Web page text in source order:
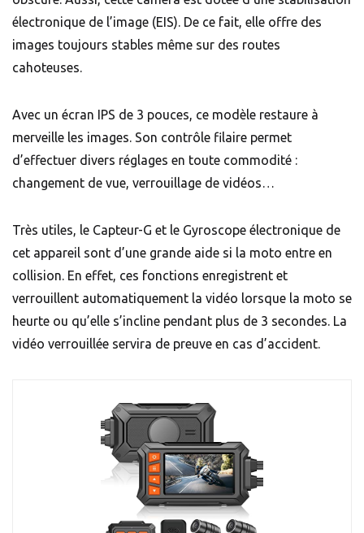
électronique de l’image (EIS). De ce fait, elle offre des
images toujours stables même sur des routes
cahoteuses.
Avec un écran IPS de 3 pouces, ce modèle restaure à
merveille les images. Son contrôle filaire permet
d’effectuer divers réglages en toute commodité :
changement de vue, verrouillage de vidéos…
Très utiles, le Capteur-G et le Gyroscope électronique de
cet appareil sont d’une grande aide si la moto entre en
collision. En effet, ces fonctions enregistrent et
verrouillent automatiquement la vidéo lorsque la moto se
heurte ou qu’elle s’incline pendant plus de 3 secondes. La
vidéo verrouillée servira de preuve en cas d’accident.